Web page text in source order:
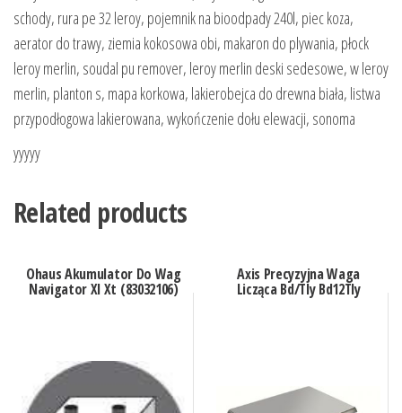
schody, rura pe 32 leroy, pojemnik na bioodpady 240l, piec koza,
aerator do trawy, ziemia kokosowa obi, makaron do plywania, płock
leroy merlin, soudal pu remover, leroy merlin deski sedesowe, w leroy
merlin, planton s, mapa korkowa, lakierobejca do drewna biała, listwa
przypodłogowa lakierowana, wykończenie dołu elewacji, sonoma
yyyyy
Related products
Ohaus Akumulator Do Wag
Navigator Xl Xt (83032106)
Axis Precyzyjna Waga
Licząca Bd/Tly Bd12Tly